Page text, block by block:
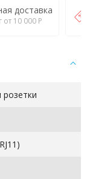
доставка
от 10 000 Р